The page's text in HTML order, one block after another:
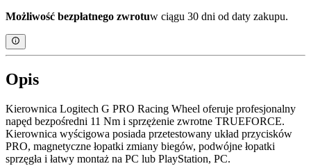
Możliwość bezpłatnego zwrotuw ciągu 30 dni od daty zakupu.
Opis
Kierownica Logitech G PRO Racing Wheel oferuje profesjonalny
napęd bezpośredni 11 Nm i sprzężenie zwrotne TRUEFORCE.
Kierownica wyścigowa posiada przetestowany układ przycisków
PRO, magnetyczne łopatki zmiany biegów, podwójne łopatki
sprzęgła i łatwy montaż na PC lub PlayStation, PC.